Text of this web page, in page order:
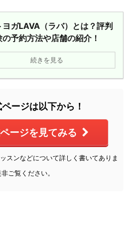
ヨガLAVA（ラバ）とは？評判
予約方法や店舗の紹介！
続きを見る
ージは以下から！
ージを見てみる
スンなどについて詳しく書いてありま
ご覧ください。